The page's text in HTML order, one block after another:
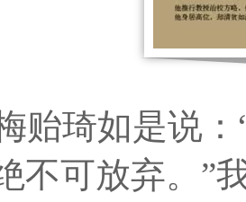
贻琦如是说
不可放弃。”